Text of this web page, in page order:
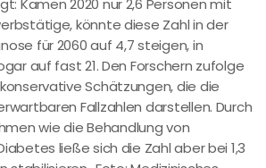
Kamen 2020 nur 2,6 Personen mit
könnte diese Zahl in der
für 2060 auf 4,7 steigen, in
auf fast 21. Den Forschern zufolge
Schätzungen, die die
Fallzahlen darstellen. Durch
wie die Behandlung von
ließe sich die Zahl aber bei 1,3